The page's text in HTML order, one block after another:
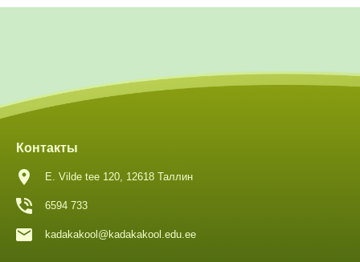
Контакты
E. Vilde tee 120, 12618 Таллин
6594 733
kadakakool@kadakakool.edu.ee